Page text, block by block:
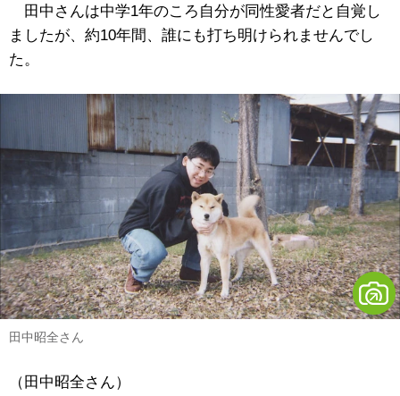
田中さんは中学1年のころ自分が同性愛者だと自覚し
ましたが、約10年間、誰にも打ち明けられませんでし
た。
田中昭全さん
（田中昭全さん）